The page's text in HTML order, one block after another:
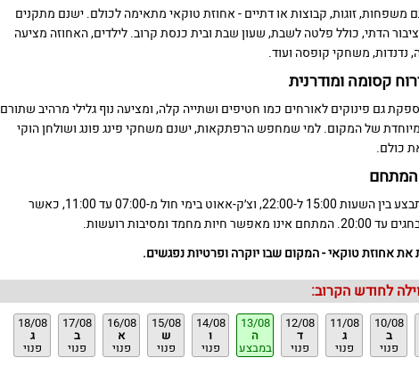
משפחות, זוגות, קבוצות או דתיים - אחוזת טוקאי מתאימה לכולם. ישנם מתקנים
הדתי, כולל פלטה לשבת, שעון שבת ובית כנסת קרוב. לילדים, האחוזה מציעה
נדנדות, משחקי קופסה ועוד.
קסומה ומודרנית
גם פינוקים לאורחים כמו חטיפים ושתייה קלה, ומציעה נוף גלילי מרהיב שתורם
של המקום. למי שמחפש הרפתקאות, ישנם משחקי פינג פונג ושולחן הוקי
כולם.
המתחם
צ׳ק-אין מתבצע בין השעות 15:00 ל-22:00, וצ׳ק-אאוט בימי חול מ-07:00 עד 11:00, כאשר
חיות מחמד ומסיבות רועשות.
את אחוזת טוקאי - המקום שבו יוקרה ופרטיות נפגשים.
לחודש הקרוב:
10/08
ב
פנוי
11/08
ג
פנוי
12/08
ד
פנוי
13/08
ה
במבצע
14/08
ו
פנוי
15/08
ש
פנוי
16/08
א
פנוי
17/08
ב
פנוי
18/08
ג
פנוי